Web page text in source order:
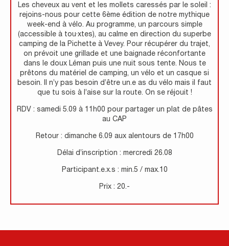
Les cheveux au vent et les mollets caressés par le soleil :
rejoins-nous pour cette 6ème édition de notre mythique
week-end à vélo. Au programme, un parcours simple
(accessible à tou·xtes), au calme en direction du superbe
camping de la Pichette à Vevey. Pour récupérer du trajet,
on prévoit une grillade et une baignade réconfortante
dans le doux Léman puis une nuit sous tente. Nous te
prêtons du matériel de camping, un vélo et un casque si
besoin. Il n’y pas besoin d’être un.e as du vélo mais il faut
que tu sois à l’aise sur la route. On se réjouit !
RDV : samedi 5.09 à 11h00 pour partager un plat de pâtes
au CAP
Retour : dimanche 6.09 aux alentours de 17h00
Délai d’inscription : mercredi 26.08
Participant.e.x.s : min.5 / max.10
Prix : 20.-